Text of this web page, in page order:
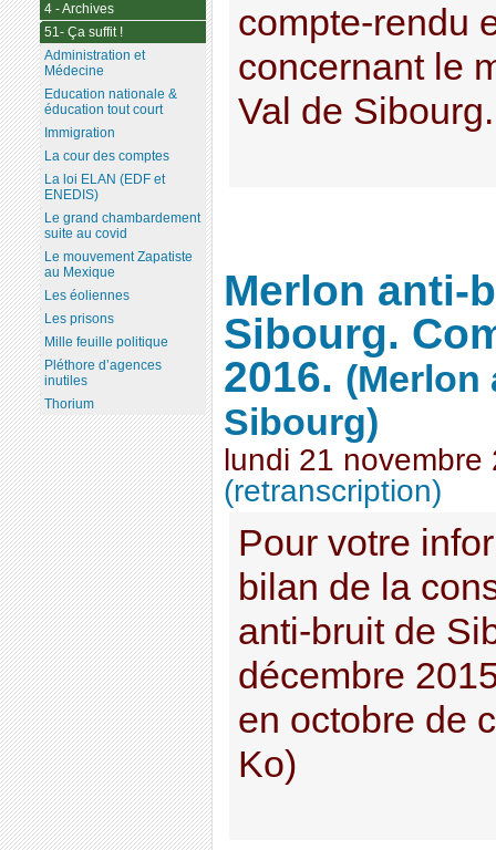
compte-rendu
concernant le
Val de
Merlon anti-
Sibourg.
2016. (Merlon
Sibourg)
lundi 21 novembre
(retranscription)
Pour votre
bilan de la
anti-bruit de
décembre
en octobre de
Ko)
4 - Archives
51- Ça suffit !
Administration et
Médecine
Education nationale &
éducation tout court
Immigration
La cour des comptes
La loi ELAN (EDF et
ENEDIS)
Le grand chambardement
suite au covid
Le mouvement Zapatiste
au Mexique
Les éoliennes
Les prisons
Mille feuille politique
Pléthore d’agences
inutiles
Thorium